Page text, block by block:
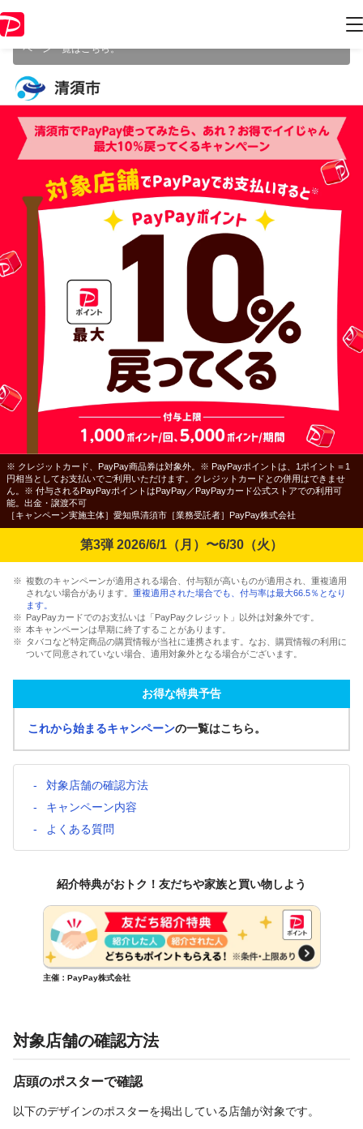
ジ内の情報はキャンペーン終了時点のものになります。
ペーン一覧はこちら。
※ クレジットカード、PayPay商品券は対象外。※ PayPayポイントは、1ポイント＝1
円相当としてお支払いでご利用いただけます。クレジットカードとの併用はできませ
ん。※ 付与されるPayPayポイントはPayPay／PayPayカード公式ストアでの利用可
能。出金・譲渡不可
［キャンペーン実施主体］愛知県清須市［業務受託者］PayPay株式会社
第3弾 2026/6/1（月）〜6/30（火）
複数のキャンペーンが適用される場合、付与額が高いものが適用され、重複適用
されない場合があります。 重複適用された場合でも、付与率は最大66.5％となり
ます。
PayPayカードでのお支払いは「PayPayクレジット」以外は対象外です。
本キャンペーンは早期に終了することがあります。
タバコなど特定商品の購買情報が当社に連携されます。なお、購買情報の利用に
ついて同意されていない場合、適用対象外となる場合がございます。
お得な特典予告
これから始まるキャンペーンの一覧はこちら。
対象店舗の確認方法
キャンペーン内容
よくある質問
紹介特典がおトク！友だちや家族と買い物しよう
主催：PayPay株式会社
対象店舗の確認方法
店頭のポスターで確認
以下のデザインのポスターを掲出している店舗が対象です。